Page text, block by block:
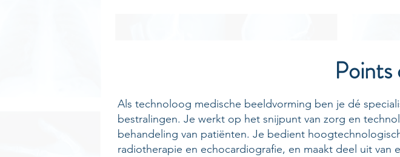
Points
Als technoloog medische beeldvorming ben je dé
bestralingen. Je werkt op het snijpunt van zorg en
behandeling van patiënten. Je bedient
radiotherapie en echocardiografie, en maakt deel uit van